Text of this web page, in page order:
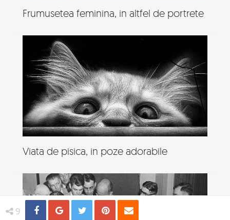
9 Share Distribuie
Tweet Pin
Frumusetea feminina, in altfel de portrete
Viata de pisica, in poze adorabile